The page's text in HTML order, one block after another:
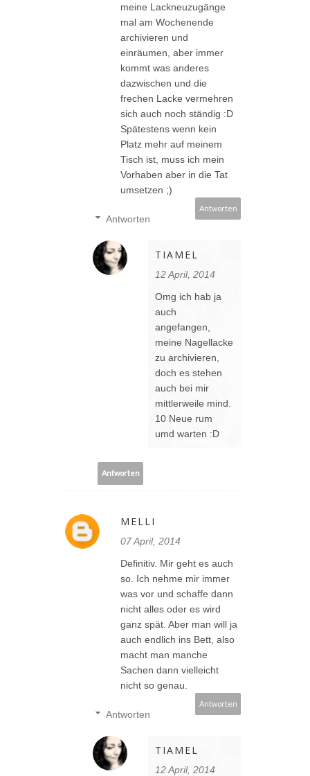
meine Lackneuzugänge
mal am Wochenende
archivieren und
einräumen, aber immer
kommt was anderes
dazwischen und die
frechen Lacke vermehren
sich auch noch ständig :D
Spätestens wenn kein
Platz mehr auf meinem
Tisch ist, muss ich mein
Vorhaben aber in die Tat
umsetzen ;)
Antworten
Antworten
TIAMEL
12 April, 2014
Omg ich hab ja
auch
angefangen,
meine Nagellacke
zu archivieren,
doch es stehen
auch bei mir
mittlerweile mind.
10 Neue rum
umd warten :D
Antworten
MELLI
07 April, 2014
Definitiv. Mir geht es auch
so. Ich nehme mir immer
was vor und schaffe dann
nicht alles oder es wird
ganz spät. Aber man will ja
auch endlich ins Bett, also
macht man manche
Sachen dann vielleicht
nicht so genau.
Antworten
Antworten
TIAMEL
12 April, 2014